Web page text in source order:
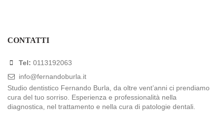
CONTATTI
Tel: 0113192063
info@fernandoburla.it
Studio dentistico Fernando Burla, da oltre vent’anni ci prendiamo
cura del tuo sorriso. Esperienza e professionalità nella
diagnostica, nel trattamento e nella cura di patologie dentali.